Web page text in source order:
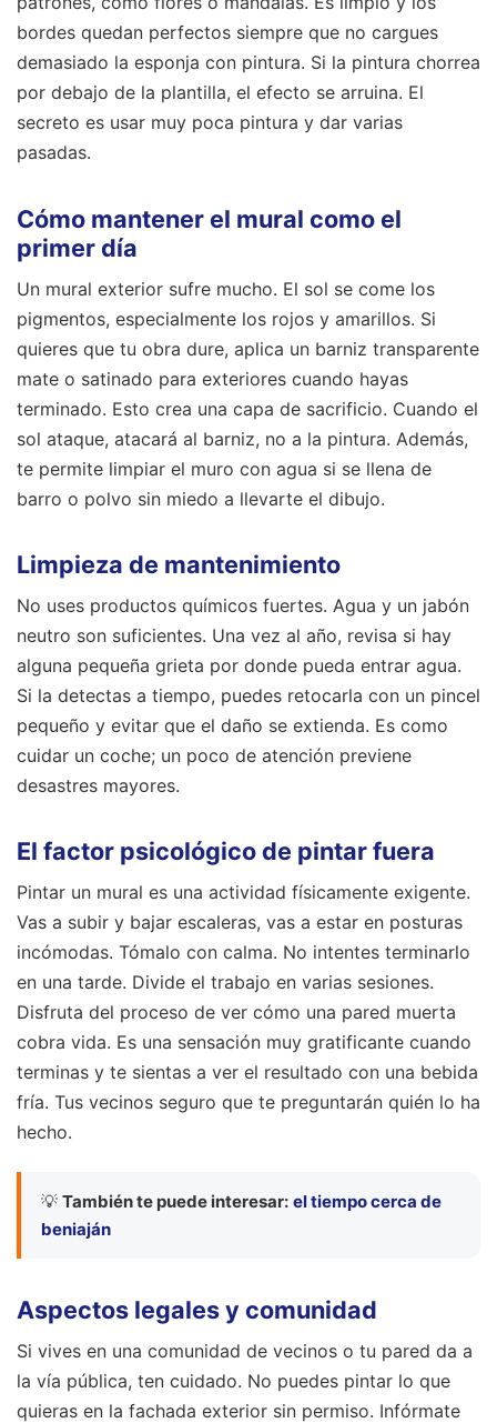
bordes quedan perfectos siempre que no cargues
demasiado la esponja con pintura. Si la pintura chorrea
por debajo de la plantilla, el efecto se arruina. El
secreto es usar muy poca pintura y dar varias
pasadas.
Cómo mantener el mural como el
primer día
Un mural exterior sufre mucho. El sol se come los
pigmentos, especialmente los rojos y amarillos. Si
quieres que tu obra dure, aplica un barniz transparente
mate o satinado para exteriores cuando hayas
terminado. Esto crea una capa de sacrificio. Cuando el
sol ataque, atacará al barniz, no a la pintura. Además,
te permite limpiar el muro con agua si se llena de
barro o polvo sin miedo a llevarte el dibujo.
Limpieza de mantenimiento
No uses productos químicos fuertes. Agua y un jabón
neutro son suficientes. Una vez al año, revisa si hay
alguna pequeña grieta por donde pueda entrar agua.
Si la detectas a tiempo, puedes retocarla con un pincel
pequeño y evitar que el daño se extienda. Es como
cuidar un coche; un poco de atención previene
desastres mayores.
El factor psicológico de pintar fuera
Pintar un mural es una actividad físicamente exigente.
Vas a subir y bajar escaleras, vas a estar en posturas
incómodas. Tómalo con calma. No intentes terminarlo
en una tarde. Divide el trabajo en varias sesiones.
Disfruta del proceso de ver cómo una pared muerta
cobra vida. Es una sensación muy gratificante cuando
terminas y te sientas a ver el resultado con una bebida
fría. Tus vecinos seguro que te preguntarán quién lo ha
hecho.
💡 También te puede interesar: el tiempo cerca de
beniaján
Aspectos legales y comunidad
Si vives en una comunidad de vecinos o tu pared da a
la vía pública, ten cuidado. No puedes pintar lo que
quieras en la fachada exterior sin permiso. Infórmate